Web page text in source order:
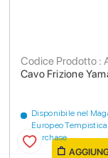
Cavo Frizione
Codice Prodotto :
Disponibile nel
Europeo
purchase